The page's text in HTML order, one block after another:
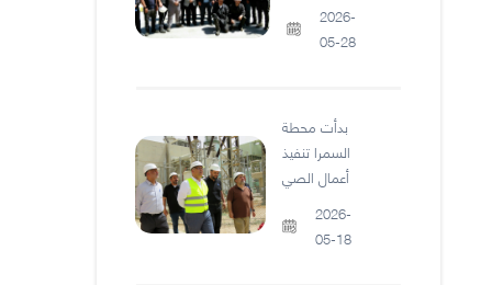
2026-
05-28
بدأت محطة
السمرا تنفيذ
أعمال الصي
2026-
05-18